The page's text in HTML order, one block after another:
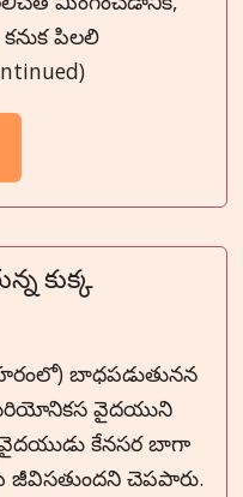
పిలలి
కుక్క
బాధపడుతునన
వైదయుని
కేనసర బాగా
చెపపారు.